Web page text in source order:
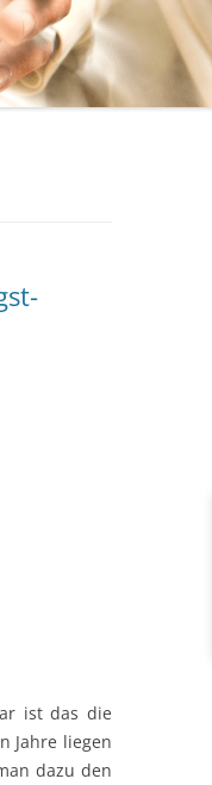
ist das die
Jahre liegen
dazu den